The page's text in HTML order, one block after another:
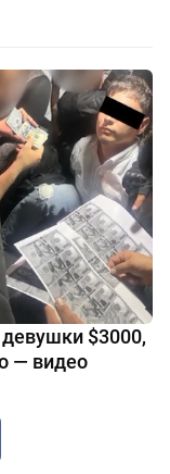
$3000,
— видео